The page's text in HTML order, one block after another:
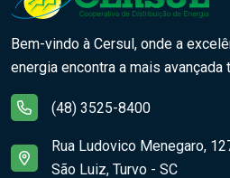
Bem-vindo à Cersul, onde a
energia encontra a mais avançada
(48) 3525-8400
Rua Ludovico Menegaro,
São Luiz, Turvo - SC